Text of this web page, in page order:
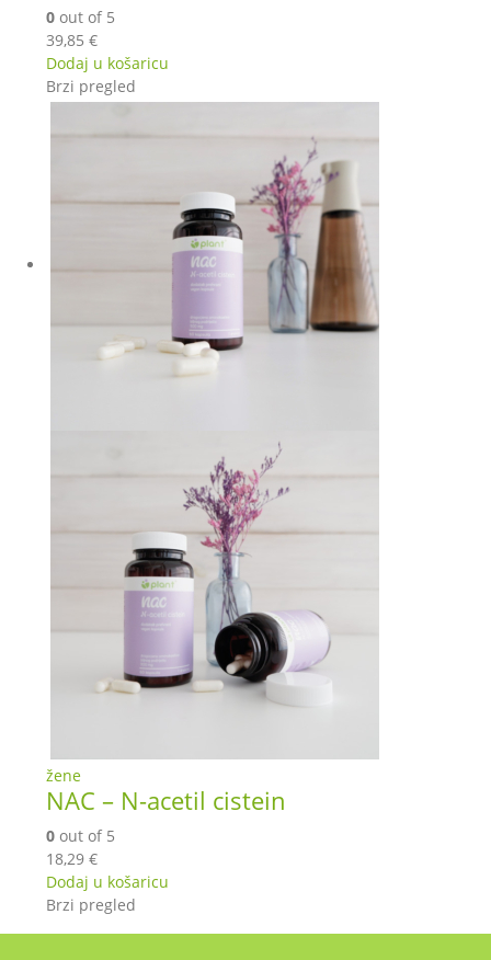
0 out of 5
39,85 €
Dodaj u košaricu
Brzi pregled
žene
NAC – N-acetil cistein
0 out of 5
18,29 €
Dodaj u košaricu
Brzi pregled